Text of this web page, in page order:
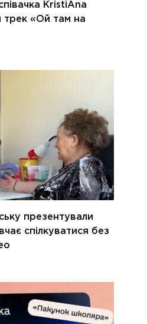
KristiAna
трек «Ой там на
презентували
спілкуватися без